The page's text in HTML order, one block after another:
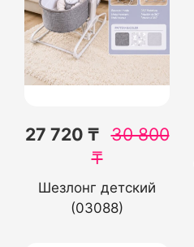
27 720 ₸ 30 800
₸
Шезлонг детский
(03088)